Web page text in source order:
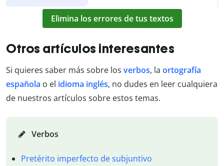
Elimina los errores de tus textos
Otros artículos interesantes
Si quieres saber más sobre los verbos, la ortografía
española o el idioma inglés, no dudes en leer cualquiera
de nuestros artículos sobre estos temas.
Verbos
Pretérito imperfecto de subjuntivo